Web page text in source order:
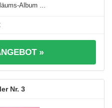
Album ...
»
3